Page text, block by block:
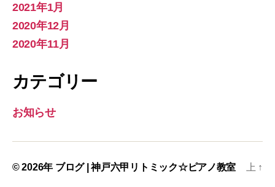
2021年1月
2020年12月
2020年11月
カテゴリー
お知らせ
© 2026年 ブログ | 神戸六甲リトミック☆ピアノ教室 上 ↑